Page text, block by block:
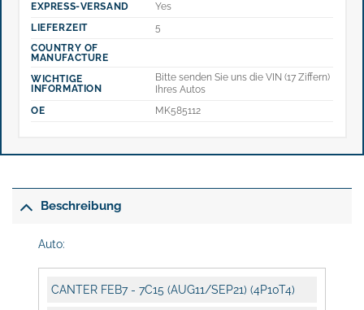
EXPRESS-VERSAND
Yes
LIEFERZEIT
5
COUNTRY OF
MANUFACTURE
WICHTIGE
INFORMATION
Bitte senden Sie uns die VIN (17 Ziffern)
Ihres Autos
OE
MK585112
Beschreibung
Auto:
CANTER FEB7 - 7C15 (AUG11/SEP21) (4P10T4)